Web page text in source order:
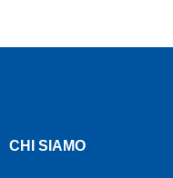
CHI SIAMO